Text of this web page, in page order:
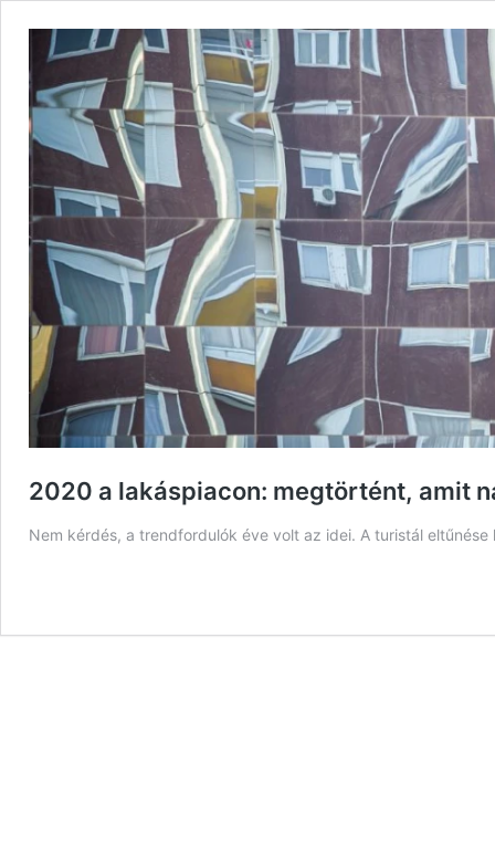
2020 a lakáspiacon: megtörtént, amit
Nem kérdés, a trendfordulók éve volt az idei. A turistál